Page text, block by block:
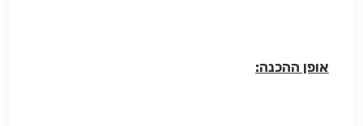
אופן ההכנה: